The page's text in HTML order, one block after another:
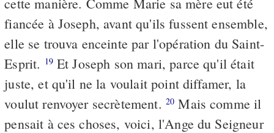
fiancée à Joseph, avant qu'ils fussent ensemble,
elle se trouva enceinte par l'opération du Saint-
Esprit. 19Et Joseph son mari, parce qu'il était
juste, et qu'il ne la voulait point diffamer, la
voulut renvoyer secrètement. 20 Mais comme il
pensait à ces choses, voici, l'Ange du Seigneur